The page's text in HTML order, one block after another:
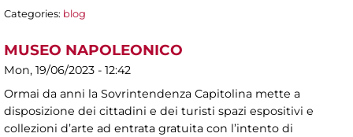
Categories: blog
MUSEO NAPOLEONICO
Mon, 19/06/2023 - 12:42
Ormai da anni la Sovrintendenza Capitolina mette a
disposizione dei cittadini e dei turisti spazi espositivi e
collezioni d’arte ad entrata gratuita con l’intento di